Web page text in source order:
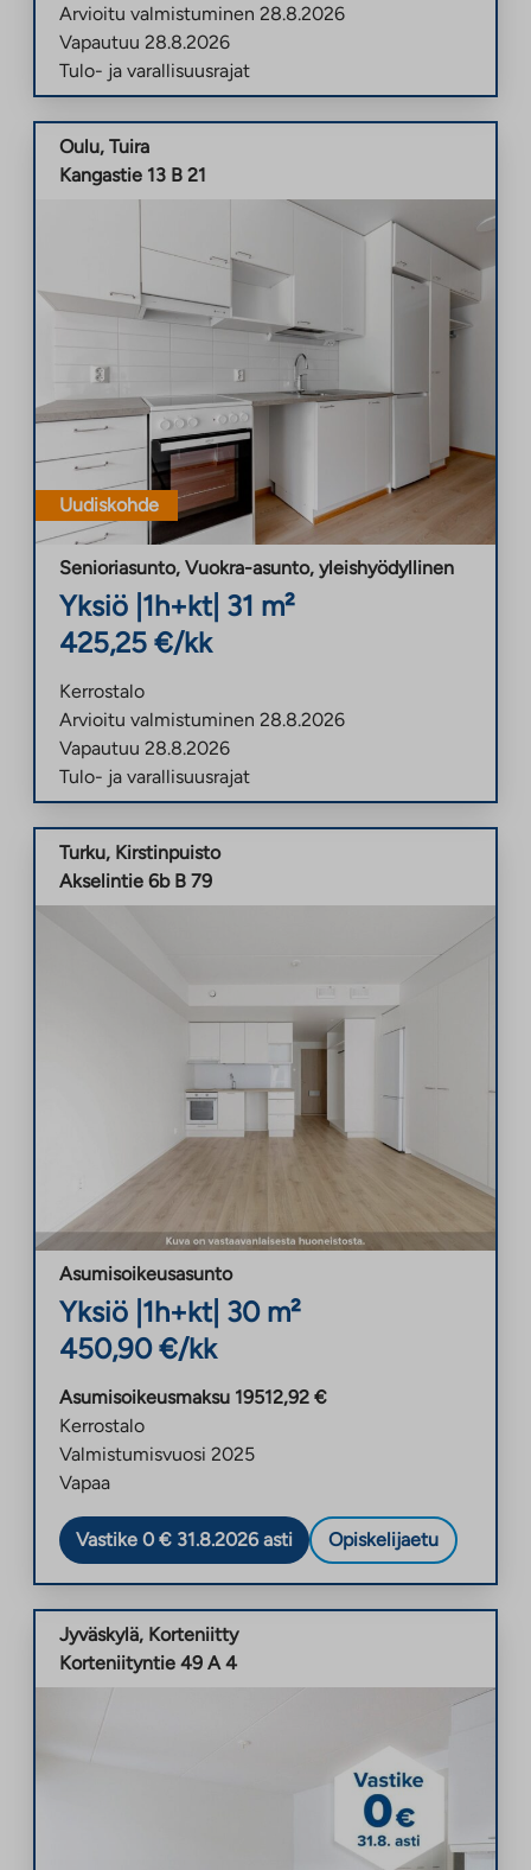
Arvioitu valmistuminen 28.8.2026
Vapautuu 28.8.2026
Tulo- ja varallisuusrajat
Oulu, Tuira
Kangastie 13 B 21
Uudiskohde
Senioriasunto, Vuokra-asunto, yleishyödyllinen
Yksiö 1h+kt| 31 m²
425,25 €/kk
Kerrostalo
Arvioitu valmistuminen 28.8.2026
Vapautuu 28.8.2026
Tulo- ja varallisuusrajat
Turku, Kirstinpuisto
Akselintie 6b B 79
Asumisoikeusasunto
Yksiö 1h+kt| 30 m²
450,90 €/kk
Asumisoikeusmaksu 19512,92 €
Kerrostalo
Valmistumisvuosi 2025
Vapaa
Vastike 0 € 31.8.2026 asti Opiskelijaetu
Jyväskylä, Korteniitty
Korteniityntie 49 A 4